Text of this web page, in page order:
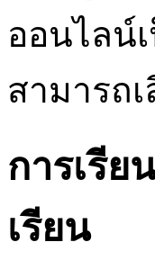
ออนไลน์
สามารถ
การเรี
เรียน